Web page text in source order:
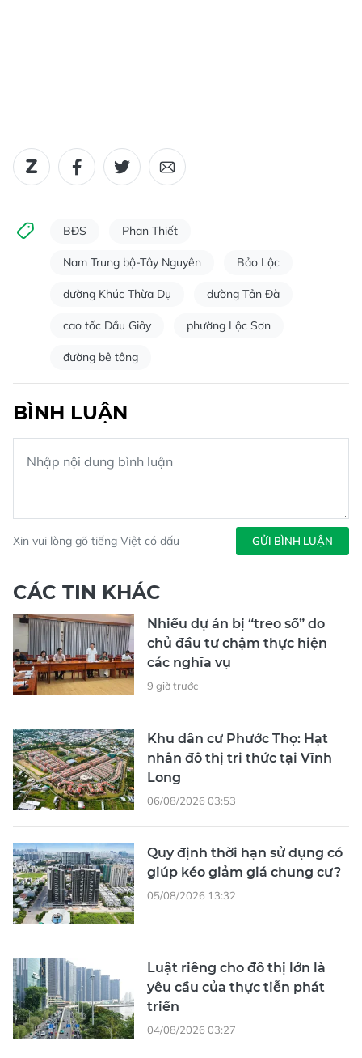
BĐS Phan Thiết
Nam Trung bộ-Tây Nguyên Bảo Lộc
đường Khúc Thừa Dụ đường Tản Đà
cao tốc Dầu Giây phường Lộc Sơn
đường bê tông
BÌNH LUẬN
Xin vui lòng gõ tiếng Việt có dấu GỬI BÌNH LUẬN
CÁC TIN KHÁC
Nhiều dự án bị “treo sổ” do
chủ đầu tư chậm thực hiện
các nghĩa vụ
9 giờ trước
Khu dân cư Phước Thọ: Hạt
nhân đô thị tri thức tại Vĩnh
Long
06/08/2026 03:53
Quy định thời hạn sử dụng có
giúp kéo giảm giá chung cư?
05/08/2026 13:32
Luật riêng cho đô thị lớn là
yêu cầu của thực tiễn phát
triển
04/08/2026 03:27